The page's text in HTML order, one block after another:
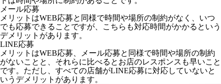
メール応募
メリットはWEB応募と同様で時間や場所の制約がなく、いつ
でも応募できることですが、こちらも対応時間がかかるという
デメリットがあります。
LINE応募
メリットはWEB応募、メール応募と同様で時間や場所の制約
がないことと、それらに比べるとお店のレスポンスも早いこと
です。ただし、すべての店舗がLINE応募に対応していないと
いうデメリットがあります。